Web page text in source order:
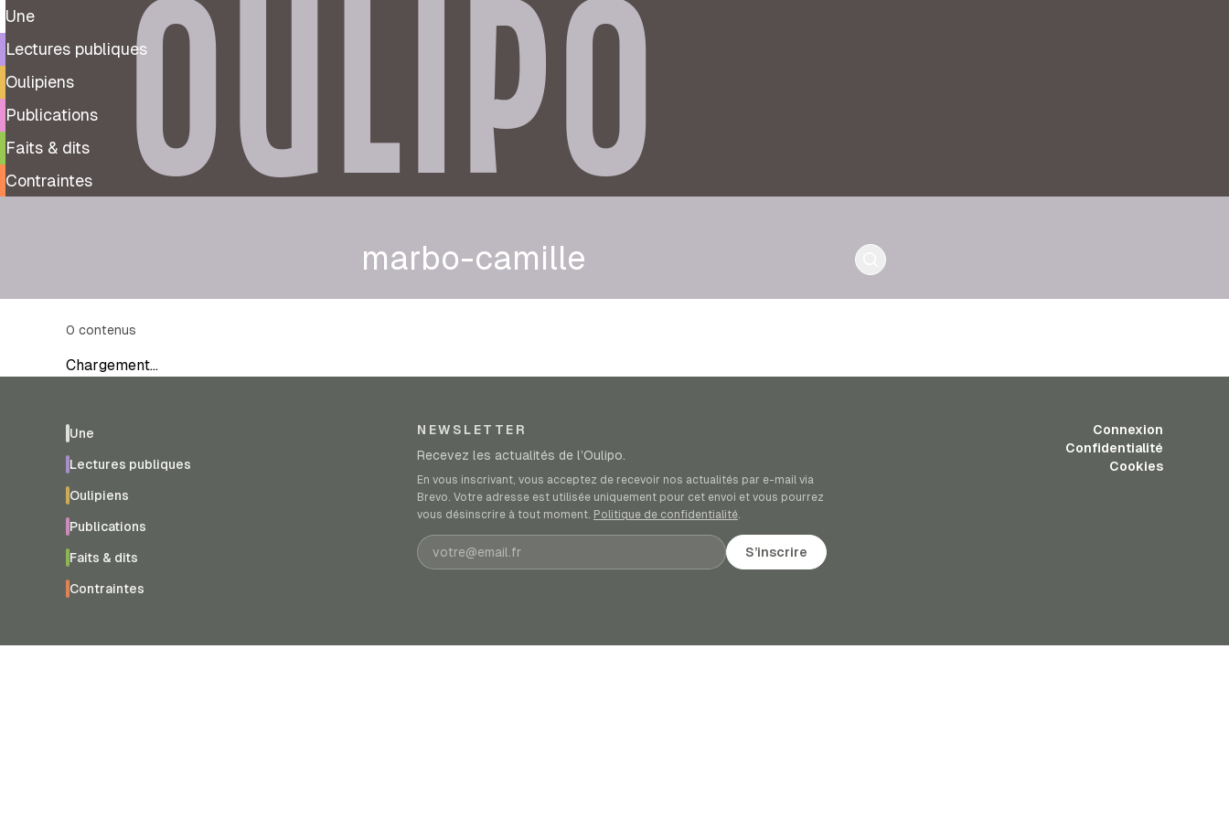
Une
Lectures publiques
Oulipiens
Publications
Faits & dits
Contraintes
OULIPO
marbo-camille
0 contenus
Chargement…
Une
Lectures publiques
Oulipiens
Publications
Faits & dits
Contraintes
NEWSLETTER
Recevez les actualités de l’Oulipo.
En vous inscrivant, vous acceptez de recevoir nos actualités par e-mail via
Brevo. Votre adresse est utilisée uniquement pour cet envoi et vous pourrez
vous désinscrire à tout moment. Politique de confidentialité.
Adresse e-mail S’inscrire
Connexion
Confidentialité
Cookies